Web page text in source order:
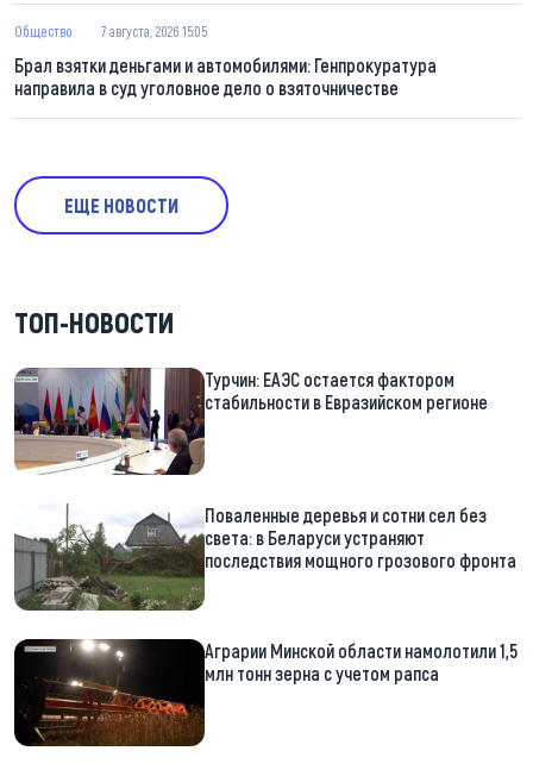
Общество 7 августа, 2026 15:05
Брал взятки деньгами и автомобилями: Генпрокуратура
направила в суд уголовное дело о взяточничестве
ЕЩЕ НОВОСТИ
ТОП-НОВОСТИ
Турчин: ЕАЭС остается фактором
стабильности в Евразийском регионе
Поваленные деревья и сотни сел без
света: в Беларуси устраняют
последствия мощного грозового фронта
Аграрии Минской области намолотили 1,5
млн тонн зерна с учетом рапса